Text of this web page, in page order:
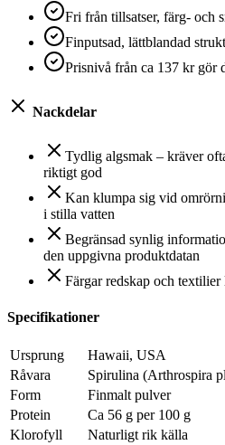
Fri från tillsatser, färg- och
Finputsad, lättblandad
Prisnivå från ca 137 kr gör
Nackdelar
Tydlig algsmak – kräver
riktigt god
Kan klumpa sig vid
i stilla vatten
Begränsad synlig
den uppgivna produktdatan
Färgar redskap och
Specifikationer
Ursprung
Hawaii, USA
Råvara
Spirulina (Arthrospira
Form
Finmalt pulver
Protein
Ca 56 g per 100 g
Klorofyll
Naturligt rik källa